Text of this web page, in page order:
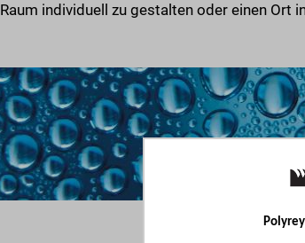
Raum individuell zu gestalten oder einen Ort